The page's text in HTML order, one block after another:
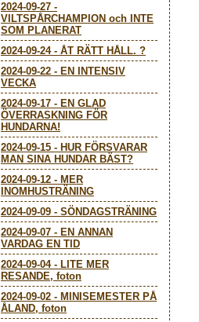
2024-09-27 -
VILTSPÅRCHAMPION och INTE
SOM PLANERAT
2024-09-24- ÅT RÄTT HÅLL. ?
2024-09-22 - EN INTENSIV
VECKA
2024-09-17 - EN GLAD
ÖVERRASKNING FÖR
HUNDARNA!
2024-09-15 - HUR FÖRSVARAR
MAN SINA HUNDAR BÄST?
2024-09-12 - MER
INOMHUSTRÄNING
2024-09-09 - SÖNDAGSTRÄNING
2024-09-07 - EN ANNAN
VARDAG EN TID
2024-09-04- LITE MER
RESANDE, foton
2024-09-02 - MINISEMESTER PÅ
ÅLAND, foton